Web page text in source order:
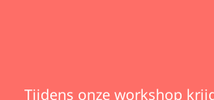
Tijdens onze workshop